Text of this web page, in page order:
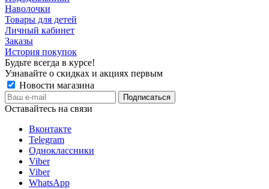
Наволочки
Товары для детей
Личный кабинет
Заказы
История покупок
Будьте всегда в курсе!
Узнавайте о скидках и акциях первым
Новости магазина
Оставайтесь на связи
Вконтакте
Telegram
Одноклассники
Viber
Viber
WhatsApp